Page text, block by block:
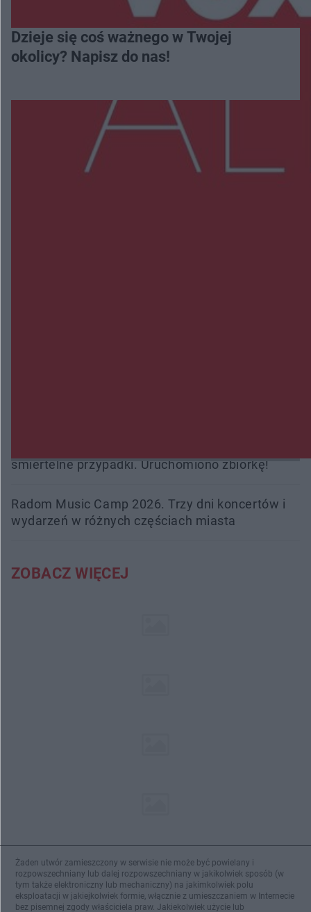
Dzieje się coś ważnego w Twojej
okolicy? Napisz do nas!
Więcej
śmiertelne przypadki. Uruchomiono zbiórkę!
Radom Music Camp 2026. Trzy dni koncertów i
wydarzeń w różnych częściach miasta
ZOBACZ WIĘCEJ
Żaden utwór zamieszczony w serwisie nie może być powielany i
rozpowszechniany lub dalej rozpowszechniany w jakikolwiek sposób (w
tym także elektroniczny lub mechaniczny) na jakimkolwiek polu
eksploatacji w jakiejkolwiek formie, włącznie z umieszczaniem w Internecie
bez pisemnej zgody właściciela praw. Jakiekolwiek użycie lub